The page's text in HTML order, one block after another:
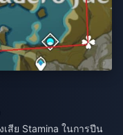
สีย Stamina ในการปีน